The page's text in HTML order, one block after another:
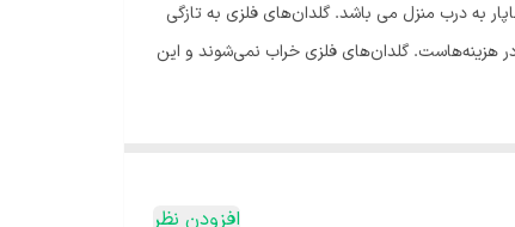
خصوصی چاپار به درب منزل می باشد. گلدان‌های فلزی به تازگی
در هزینه‌هاست. گلدان‌های فلزی خراب نمی‌شوند و این
افزودن نظر